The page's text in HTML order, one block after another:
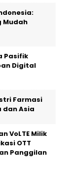
Mudah
Pasifik
Digital
Farmasi
dan Asia
VoLTE Milik
OTT
Panggilan